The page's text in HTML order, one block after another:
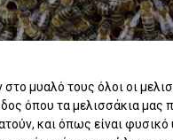
μυαλό τους όλοι οι
όπου τα μελισσάκια μας
και όπως είναι